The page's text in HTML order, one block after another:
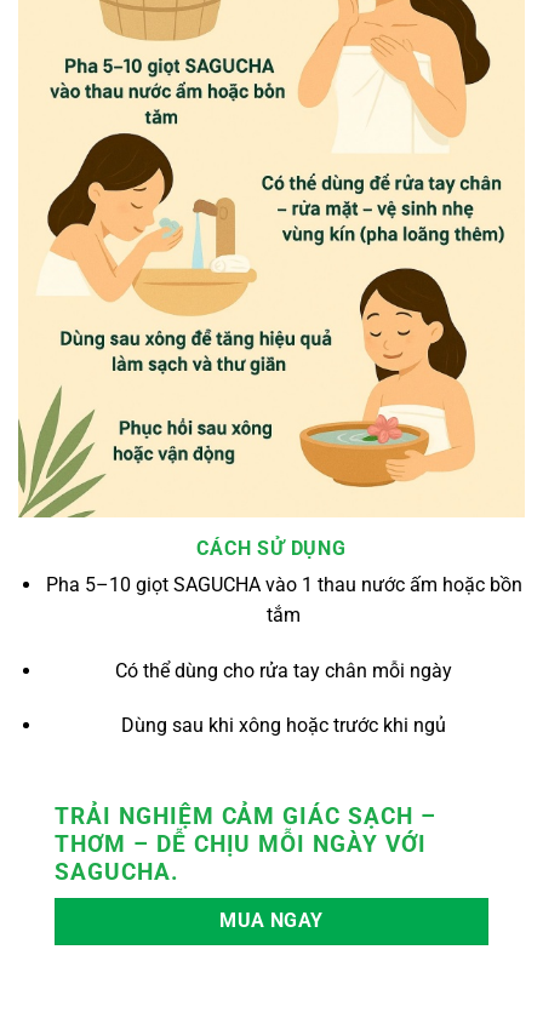
CÁCH SỬ DỤNG
Pha 5–10 giọt SAGUCHA vào 1 thau nước ấm hoặc bồn
tắm
Có thể dùng cho rửa tay chân mỗi ngày
Dùng sau khi xông hoặc trước khi ngủ
TRẢI NGHIỆM CẢM GIÁC SẠCH –
THƠM – DỄ CHỊU MỖI NGÀY VỚI
SAGUCHA.
MUA NGAY